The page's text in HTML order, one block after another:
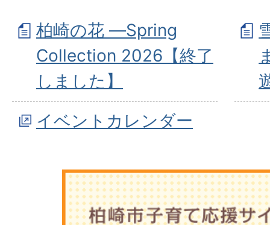
柏崎の花 —Spring
Collection 2026【終了
しました】
イベントカレンダー